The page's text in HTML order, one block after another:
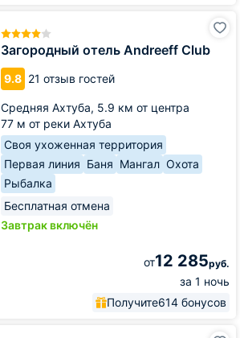
Загородный отель Andreeff Club
9.8 21 отзыв гостей
Средняя Ахтуба, 5.9 км от центра
77 м от реки Ахтуба
Своя ухоженная территория
Первая линия Баня Мангал Охота
Рыбалка
Бесплатная отмена
Завтрак включён
от12 285руб.
за 1 ночь
Получите614 бонусов